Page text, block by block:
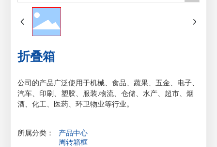
折叠箱
公司的产品广泛使用于机械、食品、蔬果、五金、电子、
汽车、印刷、塑胶、服装.物流、仓储、水产、超市、烟
酒、化工、医药、环卫物业等行业。
所属分类：
产品中心
周转箱框